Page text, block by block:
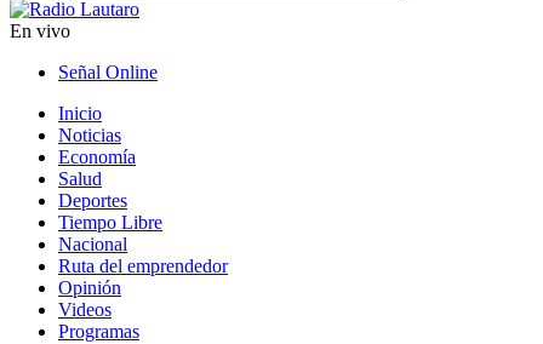
En vivo
Señal Online
Inicio
Noticias
Economía
Salud
Deportes
Tiempo Libre
Nacional
Ruta del emprendedor
Opinión
Videos
Programas